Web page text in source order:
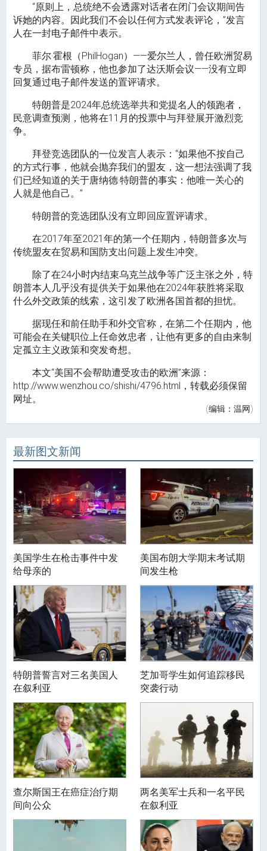
“原则上，总统绝不会透露对话者在闭门会议期间告
诉她的内容。因此我们不会以任何方式发表评论，”发言
人在一封电子邮件中表示。
菲尔·霍根（PhilHogan）——爱尔兰人，曾任欧洲贸易
专员，据布雷顿称，他也参加了达沃斯会议——没有立即
回复通过电子邮件发送的置评请求。
特朗普是2024年总统选举共和党提名人的领跑者，
民意调查预测，他将在11月的投票中与拜登展开激烈竞
争。
拜登竞选团队的一位发言人表示：“如果他不按自己
的方式行事，他就会抛弃我们的盟友，这一想法强调了我
们已经知道的关于唐纳德·特朗普的事实：他唯一关心的
人就是他自己。”
特朗普的竞选团队没有立即回应置评请求。
在2017年至2021年的第一个任期内，特朗普多次与
传统盟友在贸易和国防支出问题上发生冲突。
除了在24小时内结束乌克兰战争等广泛主张之外，特
朗普本人几乎没有提供关于如果他在2024年获胜将采取
什么外交政策的线索，这引发了欧洲各国首都的担忧。
据现任和前任助手和外交官称，在第二个任期内，他
可能会在关键职位上任​​命效忠者，让他有更多的自由来制
定孤立主义政策和突发奇想。
本文“美国不会帮助遭受攻击的欧洲”来源：
http://www.wenzhou.co/shishi/4796.html，转载必须保留
网址。
(编辑：温网)
最新图文新闻
美国学生在枪击事件中发
给母亲的
美国布朗大学期末考试期
间发生枪
特朗普誓言对三名美国人
在叙利亚
芝加哥学生如何追踪移民
突袭行动
查尔斯国王在癌症治疗期
间向公众
两名美军士兵和一名平民
在叙利亚